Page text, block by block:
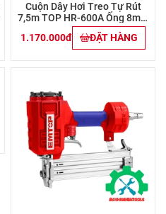
Cuộn Dây Hơi Treo Tự Rút
7,5m TOP HR-600A Ống 8mm
X 12mm
1.170.000đ ĐẶT HÀNG